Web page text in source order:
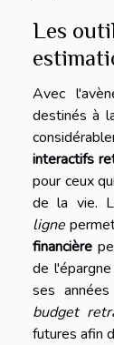
Les
Avec
destinés à
interactifs
pour ceux
de la vie.
ligne
financière
de
ses
budget
futures afin